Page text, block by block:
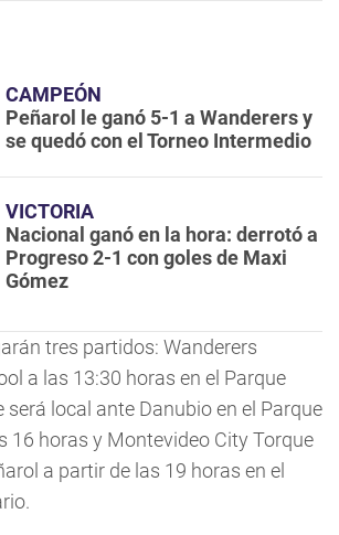
CAMPEÓN
Peñarol le ganó 5-1 a Wanderers y
se quedó con el Torneo Intermedio
VICTORIA
Nacional ganó en la hora: derrotó a
Progreso 2-1 con goles de Maxi
Gómez
tres partidos: Wanderers
a las 13:30 horas en el Parque
será local ante Danubio en el Parque
16 horas y Montevideo City Torque
a partir de las 19 horas en el